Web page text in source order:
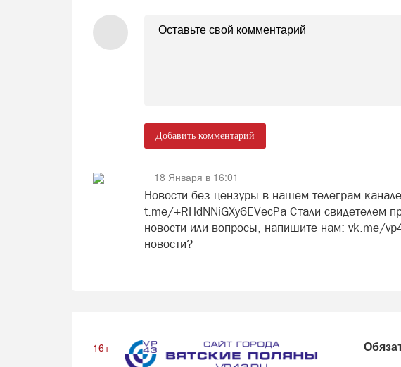
Добавить комментарий
18 Января в 16:01
Новости без цензуры в нашем телеграм
t.me/+RHdNNiGXy6EVecPa Стали свидетелем
новости или вопросы, напишите нам: vk.me/
новости?
16+